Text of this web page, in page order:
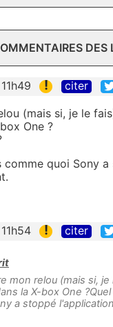
DES
! citer
(mais si, je le
One ?
comme quoi Sony
! citer
mon relou (mais si,
la X-box One
a stoppé